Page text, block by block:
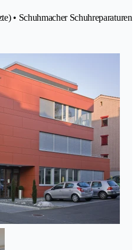
• Schuhmacher Schuhreparaturen